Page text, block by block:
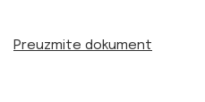
Preuzmite dokument